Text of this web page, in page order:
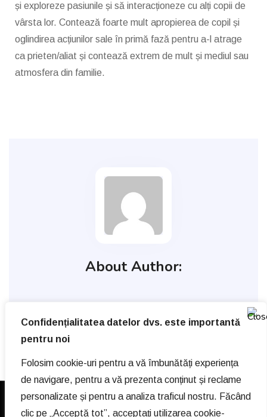
Confidențialitatea datelor dvs. este importantă
pentru noi
Folosim cookie-uri pentru a vă îmbunătăți experiența
de navigare, pentru a vă prezenta conținut și reclame
personalizate și pentru a analiza traficul nostru. Făcând
clic pe „Acceptă tot”, acceptați utilizarea cookie-
și exploreze pasiunile și să interacționeze cu alți copii de
vârsta lor. Contează foarte mult apropierea de copil și
oglindirea acțiunilor sale în primă fază pentru a-l atrage
ca prieten/aliat și contează extrem de mult și mediul sau
atmosfera din familie.
About Author:
© Copyright 2021 | Toate drepturile rezervate Psiholog